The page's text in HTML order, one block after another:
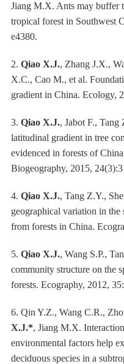
Jiang M.X. Ants may buffer
tropical forest in Southwest
e4380.
2. Qiao X.J., Zhang J.X.,
X.C., Cao M., et al.
gradient in China. Ecology,
3. Qiao X.J., Jabot F.,
latitudinal gradient in tree
evidenced in forests of
Biogeography, 2015,
4. Qiao X.J., Tang Z.Y.,
geographical variation in the
from forests in China.
5. Qiao X.J., Wang S.P.,
community structure on the
forests. Ecography, 2012,
6. Qin Y.Z., Wang C.R.,
X.J.*, Jiang M.X.
environmental factors help
deciduous species in a